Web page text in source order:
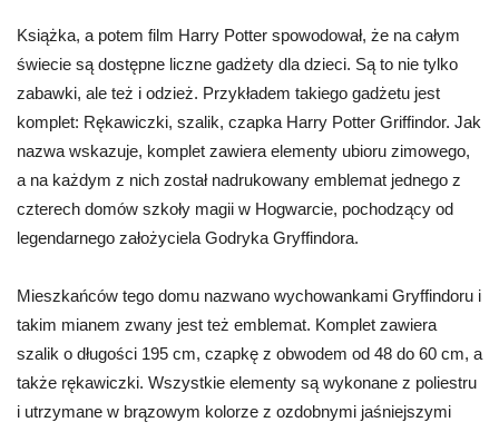
Książka, a potem film Harry Potter spowodował, że na całym
świecie są dostępne liczne gadżety dla dzieci. Są to nie tylko
zabawki, ale też i odzież. Przykładem takiego gadżetu jest
komplet: Rękawiczki, szalik, czapka Harry Potter Griffindor. Jak
nazwa wskazuje, komplet zawiera elementy ubioru zimowego,
a na każdym z nich został nadrukowany emblemat jednego z
czterech domów szkoły magii w Hogwarcie, pochodzący od
legendarnego założyciela Godryka Gryffindora.
Mieszkańców tego domu nazwano wychowankami Gryffindoru i
takim mianem zwany jest też emblemat. Komplet zawiera
szalik o długości 195 cm, czapkę z obwodem od 48 do 60 cm, a
także rękawiczki. Wszystkie elementy są wykonane z poliestru
i utrzymane w brązowym kolorze z ozdobnymi jaśniejszymi